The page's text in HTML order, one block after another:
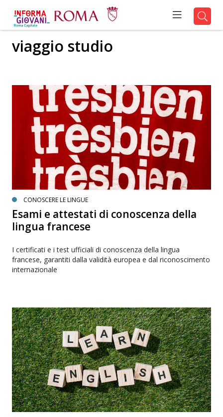
viaggio studio
CONOSCERE LE LINGUE
Esami e attestati di conoscenza della
lingua francese
I certificati e i test ufficiali di conoscenza della lingua
francese, garantiti dalla validità europea e dal riconoscimento
internazionale